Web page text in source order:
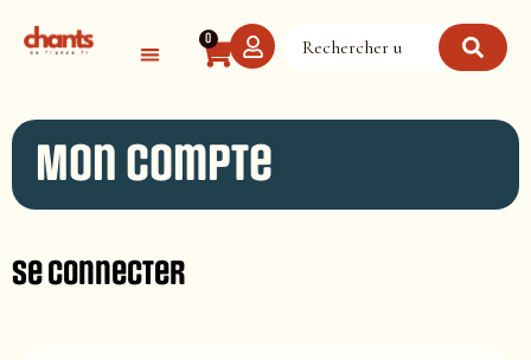
0
Mon compte
Se connecter